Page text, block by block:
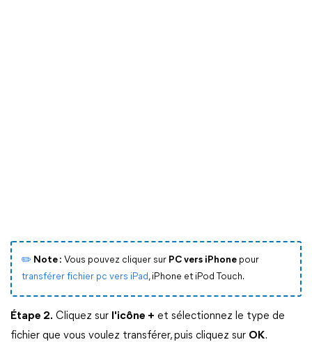
✏️ Note : Vous pouvez cliquer sur PC vers iPhone pour
transférer fichier pc vers iPad, iPhone et iPod Touch.
Étape 2. Cliquez sur l'icône + et sélectionnez le type de
fichier que vous voulez transférer, puis cliquez sur OK.